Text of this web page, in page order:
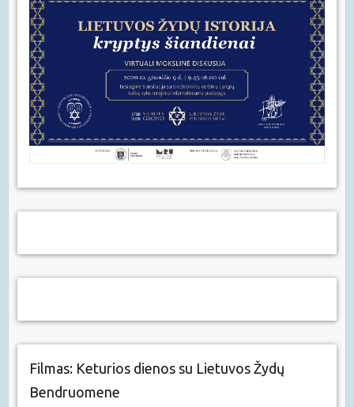
Filmas: Keturios dienos su Lietuvos Žydų
Bendruomene